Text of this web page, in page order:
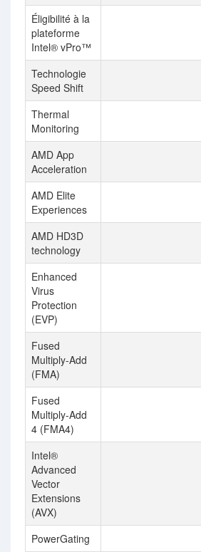
Éligibilité à la
plateforme
Intel® vPro™
Technologie
Speed Shift
Thermal
Monitoring
AMD App
Acceleration
AMD Elite
Experiences
AMD HD3D
technology
Enhanced
Virus
Protection
(EVP)
Fused
Multiply-Add
(FMA)
Fused
Multiply-Add
4 (FMA4)
Intel®
Advanced
Vector
Extensions
(AVX)
PowerGating